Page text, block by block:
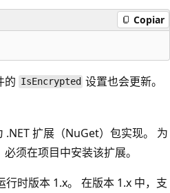
Copiar
的 IsEncrypted 设置也会更新。
.NET 扩展（NuGet）包实现。 为
须在项目中安装该扩展。
时版本 1.x。 在版本 1.x 中，支